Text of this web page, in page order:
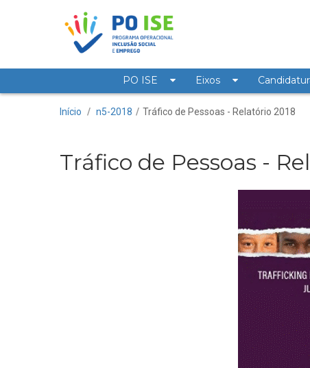
Saltar para o conteúdo
Tráfico de Pessoas -
PO ISE Eixos
Início / n5-2018 / Tráfico de Pessoas - Relatório 2018
Tráfico de Pessoas -